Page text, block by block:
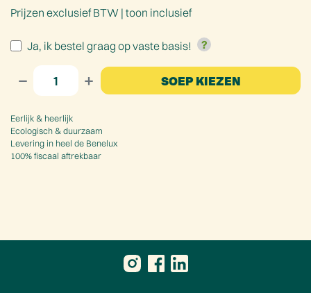
Prijzen exclusief BTW | toon inclusief
Ja, ik bestel graag op vaste basis!
SOEP KIEZEN
Eerlijk & heerlijk
Ecologisch & duurzaam
Levering in heel de Benelux
100% fiscaal aftrekbaar